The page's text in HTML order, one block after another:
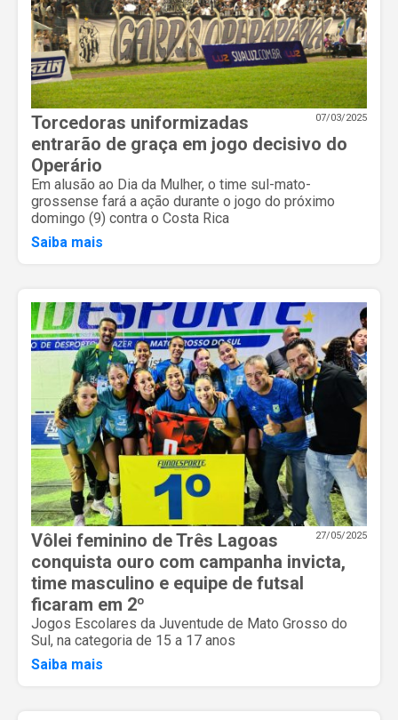
07/03/2025
Torcedoras uniformizadas
entrarão de graça em jogo decisivo do
Operário
Em alusão ao Dia da Mulher, o time sul-mato-
grossense fará a ação durante o jogo do próximo
domingo (9) contra o Costa Rica
Saiba mais
27/05/2025
Vôlei feminino de Três Lagoas
conquista ouro com campanha invicta,
time masculino e equipe de futsal
ficaram em 2º
Jogos Escolares da Juventude de Mato Grosso do
Sul, na categoria de 15 a 17 anos
Saiba mais